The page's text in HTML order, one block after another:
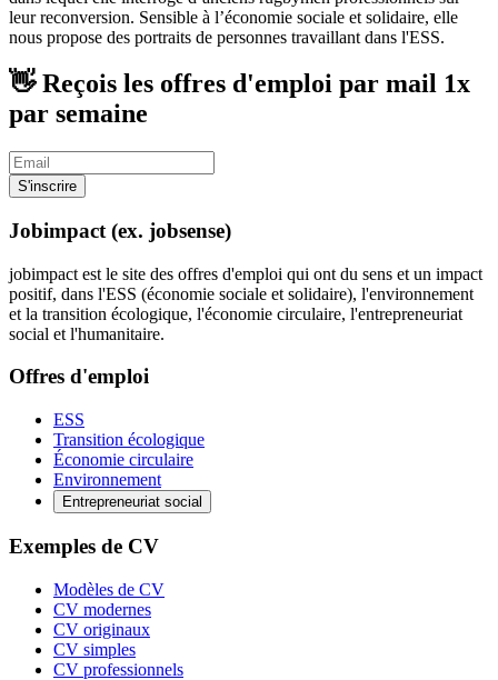
leur reconversion. Sensible à l’économie sociale et solidaire, elle
nous propose des portraits de personnes travaillant dans l'ESS.
👋 Reçois les offres d'emploi par mail 1x
par semaine
S'inscrire
Jobimpact (ex. jobsense)
jobimpact est le site des offres d'emploi qui ont du sens et un impact
positif, dans l'ESS (économie sociale et solidaire), l'environnement
et la transition écologique, l'économie circulaire, l'entrepreneuriat
social et l'humanitaire.
Offres d'emploi
ESS
Transition écologique
Économie circulaire
Environnement
Entrepreneuriat social
Exemples de CV
Modèles de CV
CV modernes
CV originaux
CV simples
CV professionnels